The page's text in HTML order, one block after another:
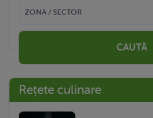
CAUTĂ
Rețete culinare